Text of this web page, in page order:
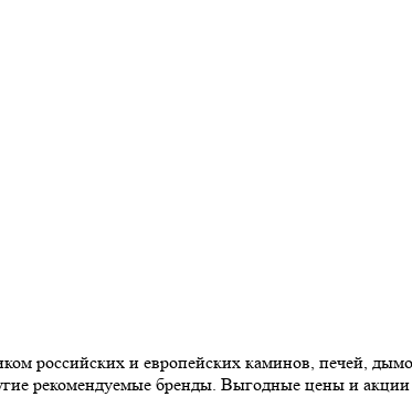
российских и европейских каминов, печей,
рекомендуемые бренды. Выгодные цены и